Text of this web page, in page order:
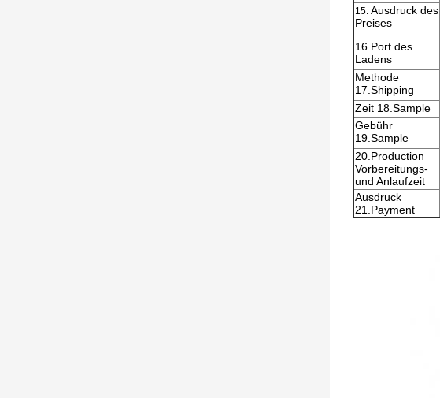
15. Ausdruck des
Preises
16.Port des
Ladens
Methode
17.Shipping
Zeit 18.Sample
Gebühr
19.Sample
20.Production
Vorbereitungs-
und Anlaufzeit
Ausdruck
21.Payment